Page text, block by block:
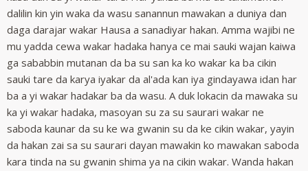
dalilin kin yin waka da wasu sanannun mawakan a duniya dan
daga darajar wakar Hausa a sanadiyar hakan. Amma wajibi ne
mu yadda cewa wakar hadaka hanya ce mai sauki wajan kaiwa
ga sababbin mutanan da ba su san ka ko wakar ka ba cikin
sauki tare da karya iyakar da al'ada kan iya gindayawa idan har
ba a yi wakar hadakar ba da wasu. A duk lokacin da mawaka su
ka yi wakar hadaka, masoyan su za su saurari wakar ne
saboda kaunar da su ke wa gwanin su da ke cikin wakar, yayin
da hakan zai sa su saurari dayan mawakin ko mawakan saboda
kara tinda na su gwanin shima ya na cikin wakar. Wanda hakan